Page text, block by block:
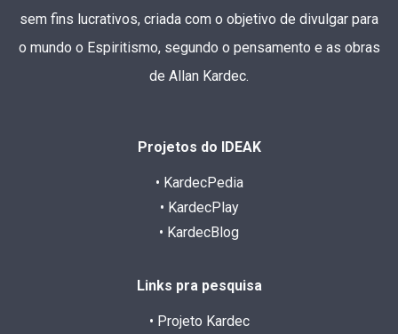
sem fins lucrativos, criada com o objetivo de divulgar para
o mundo o Espiritismo, segundo o pensamento e as obras
de Allan Kardec.
Projetos do IDEAK
• KardecPedia
• KardecPlay
• KardecBlog
Links pra pesquisa
• Projeto Kardec